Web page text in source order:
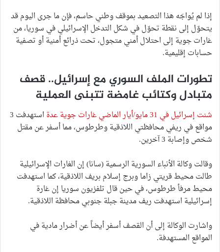
إذا لم يُواجَه هذا التصعيد بموقف وطني حاسم، فإن ما جرى اليوم قد
يتحوّل إلى نقطة تحوّل في شكل التدخل الإسرائيلي في سوريا، من
غارات جوية إلى احتلال أمني متجول، تحت ذرائع أمنية أو تصفية
حسابات إقليمية.
تطورات الملف السوري مع إسرائيل.. قصف
متبادل وكتائب غامضة تتبنى العملية
شنت إسرائيل في 31 مايو/أيار الماضي غارات جوية عدة
استهدفت 3
مواقع في ريفي محافظتي اللاذقية وطرطوس، مما أسفر عن مقتل
شخص وإصابة 3 آخرين.
وقالت وكالة الأنباء السورية الرسمية (سانا) إن الغارات الإسرائيلية
طالت محيط قريتي زاما وبرج إسلام بريف اللاذقية، كما استهدفت
محيط مرفأ طرطوس، في حين قال تلفزيون سوريا إن غارة
إسرائيلية استهدفت ريف مدينة جبلة جنوبي محافظة اللاذقية.
واشارت الوكالة إلى أن القصف أسفر أيضاً عن أضرار مادية في
المواقع المستهدفة.